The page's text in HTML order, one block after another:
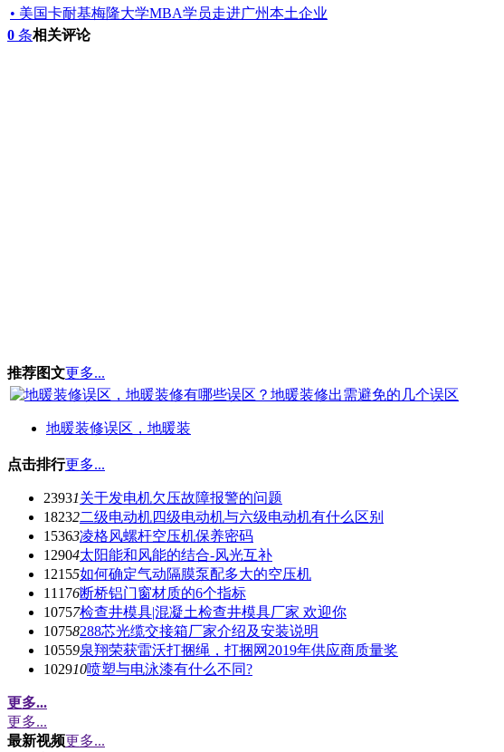
• 美国卡耐基梅隆大学MBA学员走进广州本土企业
0 条相关评论
推荐图文更多...
地暖装修误区，地暖装
点击排行更多...
23931关于发电机欠压故障报警的问题
18232二级电动机四级电动机与六级电动机有什么区别
15363凌格风螺杆空压机保养密码
12904太阳能和风能的结合-风光互补
12155如何确定气动隔膜泵配多大的空压机
11176断桥铝门窗材质的6个指标
10757检查井模具|混凝土检查井模具厂家 欢迎你
10758288芯光缆交接箱厂家介绍及安装说明
10559泉翔荣获雷沃打捆绳，打捆网2019年供应商质量奖
102910喷塑与电泳漆有什么不同?
更多...
更多...
最新视频更多...